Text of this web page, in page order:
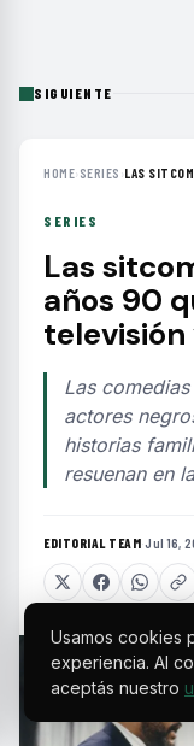
SIGUIENTE
HOME› SERIES ›LAS
SERIES
Las
años 90
Las
actores
historias
resuenan en
EDITORIAL TEAM·Jul 16,
Usamos cookies
experiencia. Al
aceptás nuestro